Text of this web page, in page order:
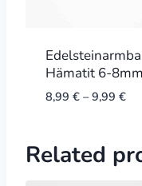
Hämatit 6-8mm
8,99 €–9,99 €
Related